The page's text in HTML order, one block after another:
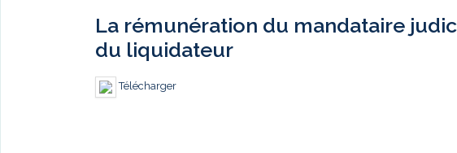
La rémunération du mandataire
du liquidateur
Télécharger